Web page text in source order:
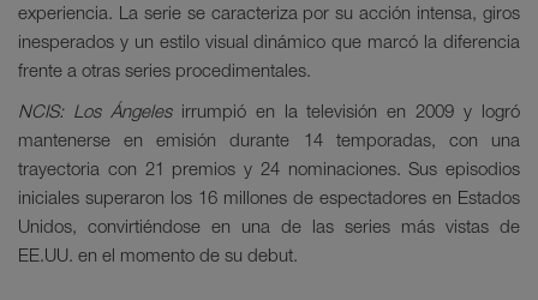
experiencia. La serie se caracteriza por su acción intensa, giros
inesperados y un estilo visual dinámico que marcó la diferencia
frente a otras series procedimentales.
NCIS: Los Ángelesirrumpió en la televisión en 2009 y logró
mantenerse en emisión durante 14 temporadas, con una
trayectoria con 21 premios y 24 nominaciones. Sus episodios
iniciales superaron los 16 millones de espectadores en Estados
Unidos, convirtiéndose en una de las series más vistas de
EE.UU. en el momento de su debut.